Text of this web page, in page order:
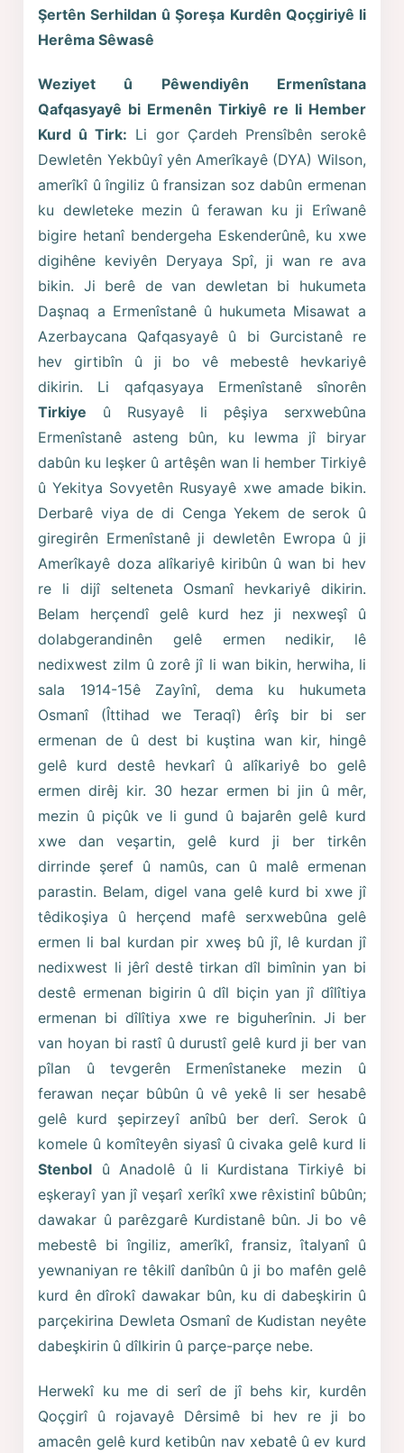
Şertên Serhildan û Şoreşa Kurdên Qoçgiriyê li
Herêma Sêwasê
Weziyet û Pêwendiyên Ermenîstana
Qafqasyayê bi Ermenên Tirkiyê re li Hember
Kurd û Tirk: Li gor Çardeh Prensîbên serokê
Dewletên Yekbûyî yên Amerîkayê (DYA) Wilson,
amerîkî û îngiliz û fransizan soz dabûn ermenan
ku dewleteke mezin û ferawan ku ji Erîwanê
bigire hetanî bendergeha Eskenderûnê, ku xwe
digihêne keviyên Deryaya Spî, ji wan re ava
bikin. Ji berê de van dewletan bi hukumeta
Daşnaq a Ermenîstanê û hukumeta Misawat a
Azerbaycana Qafqasyayê û bi Gurcistanê re
hev girtibîn û ji bo vê mebestê hevkariyê
dikirin. Li qafqasyaya Ermenîstanê sînorên
Tirkiye û Rusyayê li pêşiya serxwebûna
Ermenîstanê asteng bûn, ku lewma jî biryar
dabûn ku leşker û artêşên wan li hember Tirkiyê
û Yekitya Sovyetên Rusyayê xwe amade bikin.
Derbarê viya de di Cenga Yekem de serok û
giregirên Ermenîstanê ji dewletên Ewropa û ji
Amerîkayê doza alîkariyê kiribûn û wan bi hev
re li dijî selteneta Osmanî hevkariyê dikirin.
Belam herçendî gelê kurd hez ji nexweşî û
dolabgerandinên gelê ermen nedikir, lê
nedixwest zilm û zorê jî li wan bikin, herwiha, li
sala 1914-15ê Zayînî, dema ku hukumeta
Osmanî (Îttihad we Teraqî) êrîş bir bi ser
ermenan de û dest bi kuştina wan kir, hingê
gelê kurd destê hevkarî û alîkariyê bo gelê
ermen dirêj kir. 30 hezar ermen bi jin û mêr,
mezin û piçûk ve li gund û bajarên gelê kurd
xwe dan veşartin, gelê kurd ji ber tirkên
dirrinde şeref û namûs, can û malê ermenan
parastin. Belam, digel vana gelê kurd bi xwe jî
têdikoşiya û herçend mafê serxwebûna gelê
ermen li bal kurdan pir xweş bû jî, lê kurdan jî
nedixwest li jêrî destê tirkan dîl bimînin yan bi
destê ermenan bigirin û dîl biçin yan jî dîlîtiya
ermenan bi dîlîtiya xwe re biguherînin. Ji ber
van hoyan bi rastî û durustî gelê kurd ji ber van
pîlan û tevgerên Ermenîstaneke mezin û
ferawan neçar bûbûn û vê yekê li ser hesabê
gelê kurd şepirzeyî anîbû ber derî. Serok û
komele û komîteyên siyasî û civaka gelê kurd li
Stenbol û Anadolê û li Kurdistana Tirkiyê bi
eşkerayî yan jî veşarî xerîkî xwe rêxistinî bûbûn;
dawakar û parêzgarê Kurdistanê bûn. Ji bo vê
mebestê bi îngiliz, amerîkî, fransiz, îtalyanî û
yewnaniyan re têkilî danîbûn û ji bo mafên gelê
kurd ên dîrokî dawakar bûn, ku di dabeşkirin û
parçekirina Dewleta Osmanî de Kudistan neyête
dabeşkirin û dîlkirin û parçe-parçe nebe.
Herwekî ku me di serî de jî behs kir, kurdên
Qoçgirî û rojavayê Dêrsimê bi hev re ji bo
amacên gelê kurd ketibûn nav xebatê û ev kurd